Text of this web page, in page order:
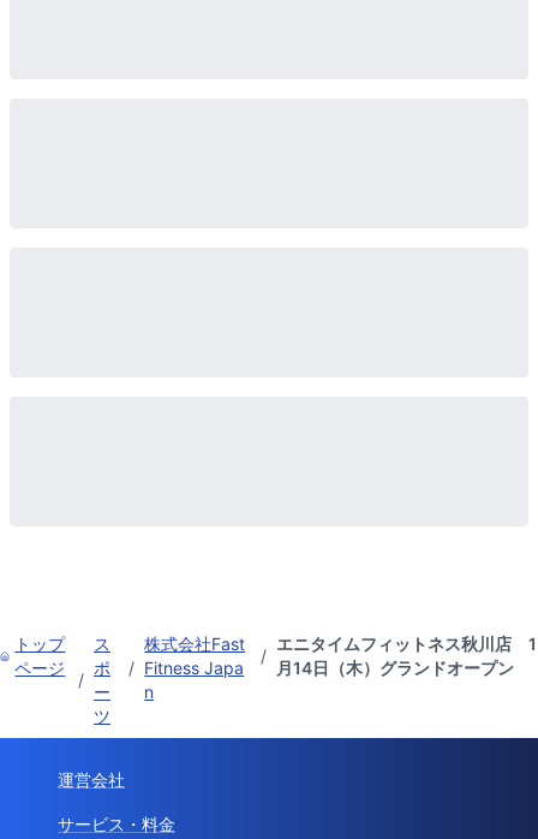
トップ
ページ
/
ス
ポ
ー
ツ
/
株式会社Fast
Fitness Japa
n
/
エニタイムフィットネス秋川店 1
月14日（木）グランドオープン
運営会社
サービス・料金